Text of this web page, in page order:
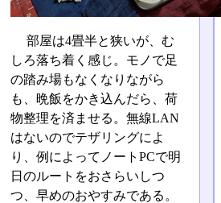
部屋は4畳半と狭いが、む
しろ落ち着く感じ。モノで足
の踏み場もなくなりながら
も、晩飯をかき込んだら、荷
物整理を済ませる。無線LAN
はないのでテザリングによ
り、例によってノートPCで明
日のルートをおさらいしつ
つ、早めのおやすみである。